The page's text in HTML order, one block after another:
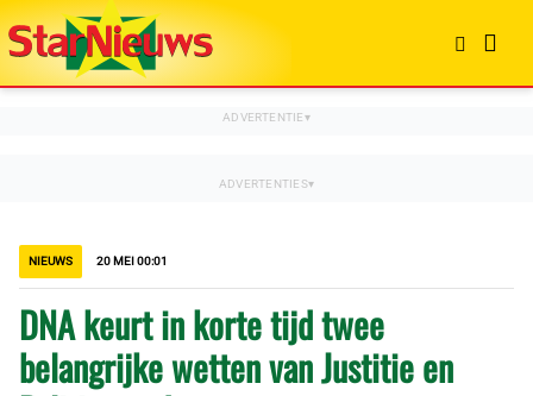
NIEUWS 20 MEI 00:01
DNA keurt in korte tijd twee
belangrijke wetten van Justitie en